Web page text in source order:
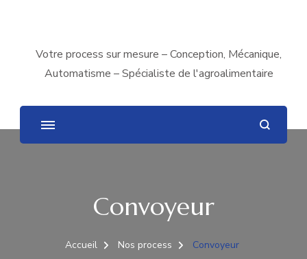
Votre process sur mesure – Conception, Mécanique,
Automatisme – Spécialiste de l'agroalimentaire
Convoyeur
Accueil Nos process Convoyeur